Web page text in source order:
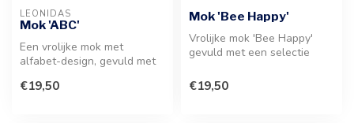
LEONIDAS
Mok 'ABC'
Een vrolijke mok met
alfabet-design, gevuld met
bonbons...
€19,50
Mok 'Bee Happy'
Vrolijke mok 'Bee Happy'
gevuld met een selectie
confiser...
€19,50